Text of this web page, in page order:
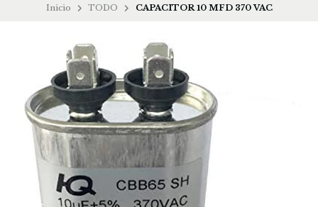
Inicio TODO CAPACITOR 10 MFD 370 VAC